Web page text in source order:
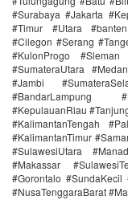
#Surabaya #Jakarta
#Timur #Utara
#Cilegon #Serang
#KulonProgo
#SumateraUtara
#Jambi
#BandarLampung
#KepulauanRiau
#KalimantanTengah
#KalimantanTimur
#SulawesiUtara
#Makassar
#Gorontalo #SundaKecil
#NusaTenggaraBarat